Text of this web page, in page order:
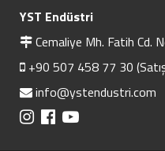
YST Endüstri
Cemaliye Mh. Fatih Cd.
+90 507 458 77 30
info@ystendustri.com